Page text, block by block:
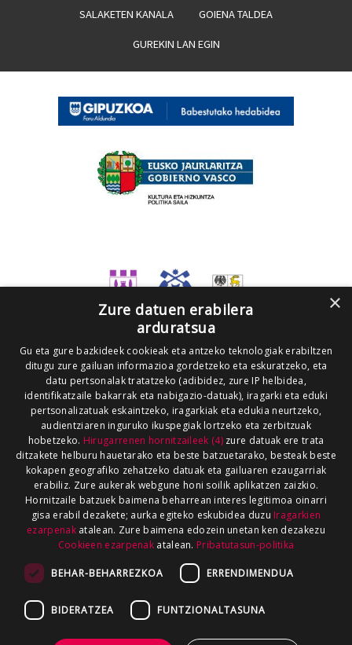
SALAKETEN KANALA GOIENA TALDEA
GUREKIN LAN EGIN
×
Zure datuen erabilera
arduratsua
Gu eta gure bazkideek cookieak eta antzeko teknologiak erabiltzen
ditugu zure gailuan informazioa gordetzeko eta eskuratzeko, eta
datu pertsonalak tratatzeko (adibidez, zure IP helbidea,
identifikatzaile bakarrak eta nabigazio-datuak), iragarki eta eduki
pertsonalizatuak eskaintzeko, iragarkiak eta edukia neurtzeko,
audientziaren inguruko ikuspegiak lortzeko eta zerbitzuak
hobetzeko. Hirugarrenen hornitzaileek (4)zure datuak ere trata
ditzakete helburu hauetarako eta beste batzuetarako, besteak beste
kokapen geografiko zehatzeko datuak eta gailuaren ezaugarriak
erabiliz. Zure aukerak webgune honi soilik aplikatzen zaizkio.
Hornitzaile batzuek baimena beharrean interes legitimoa oinarri
gisa erabil dezakete; aurka egiteko eskubidea duzu Iragarkien
ezarpenakatalean. Zure baimena edozein unetan ken dezakezu
Cookieen ezarpenak atalean. Pribatutasun-politika
BEHAR-BEHARREZKOA ERRENDIMENDUA
BIDERATZEA FUNTZIONALTASUNA